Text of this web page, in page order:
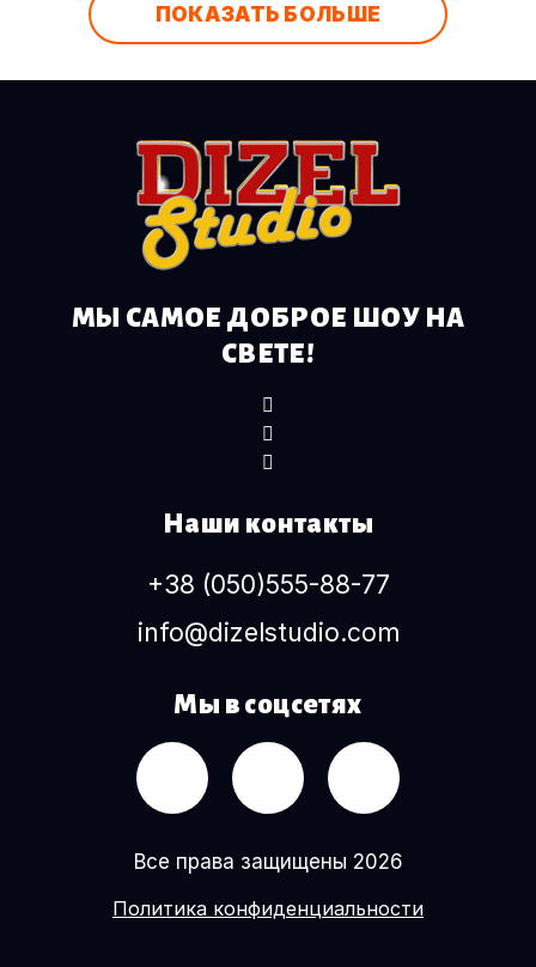
ПОКАЗАТЬ БОЛЬШЕ
МЫ САМОЕ ДОБРОЕ ШОУ НА
СВЕТЕ!
Наши контакты
+38 (050)555-88-77
info@dizelstudio.com
Мы в соцсетях
Все права защищены 2026
Политика конфиденциальности